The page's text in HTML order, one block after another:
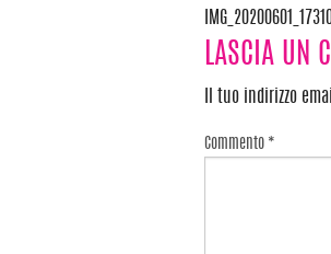
articoli
LASCIA UN
Il tuo indirizzo
Commento *